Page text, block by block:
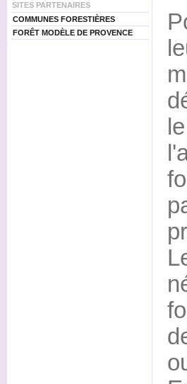
SITES PARTENAIRES
COMMUNES FORESTIÈRES
FORÊT MODÈLE DE PROVENCE